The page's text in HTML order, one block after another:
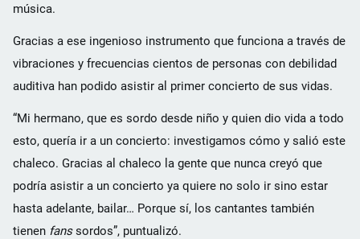
música.
Gracias a ese ingenioso instrumento que funciona a través de
vibraciones y frecuencias cientos de personas con debilidad
auditiva han podido asistir al primer concierto de sus vidas.
“Mi hermano, que es sordo desde niño y quien dio vida a todo
esto, quería ir a un concierto: investigamos cómo y salió este
chaleco. Gracias al chaleco la gente que nunca creyó que
podría asistir a un concierto ya quiere no solo ir sino estar
hasta adelante, bailar… Porque sí, los cantantes también
tienen fanssordos”, puntualizó.